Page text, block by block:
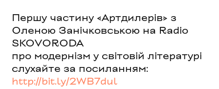
Першу частину «Артдилерів» з
Оленою Занічковською на Radio
SKOVORODA
про модернізм у світовій літературі
слухайте за посиланням:
http://bit.ly/2WB7dul